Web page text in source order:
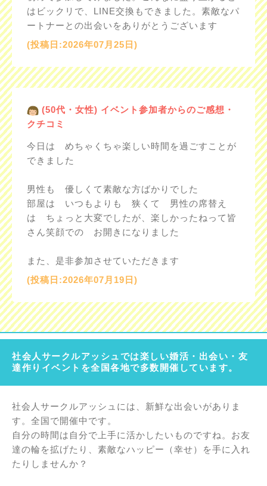
はビックリで、LINE交換もできました。素敵なパ
ートナーとの出会いをありがとうございます
(投稿日:2026年07月25日)
(50代・女性) イベント参加者からのご感想・
クチコミ
今日は めちゃくちゃ楽しい時間を過ごすことが
できました
男性も 優しくて素敵な方ばかりでした
部屋は いつもよりも 狭くて 男性の席替え
は ちょっと大変でしたが、楽しかったねって皆
さん笑顔での お開きになりました
また、是非参加させていただきます
(投稿日:2026年07月19日)
社会人サークルアッシュでは楽しい婚活・出会い・友
達作りイベントを全国各地で多数開催しています。
社会人サークルアッシュには、新鮮な出会いがありま
す。全国で開催中です。
自分の時間は自分で上手に活かしたいものですね。お友
達の輪を拡げたり、素敵なハッピー（幸せ）を手に入れ
たりしませんか？